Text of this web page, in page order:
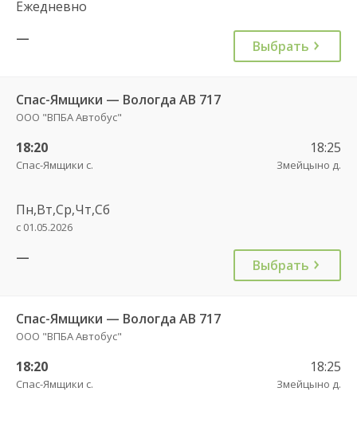
Ежедневно
—
Выбрать
Спас-Ямщики — Вологда АВ 717
ООО "ВПБА Автобус"
18:20
Спас-Ямщики с.
18:25
Змейцыно д.
Пн,Вт,Ср,Чт,Сб
с 01.05.2026
— Выбрать
Спас-Ямщики — Вологда АВ 717
ООО "ВПБА Автобус"
18:20
Спас-Ямщики с.
18:25
Змейцыно д.